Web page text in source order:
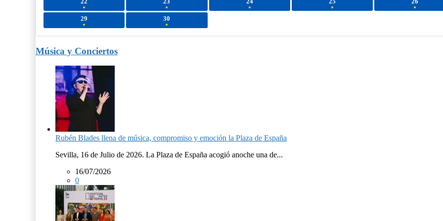
29 30
Música y Conciertos
Rubén Blades llena de música, compromiso y emoción la Plaza de España
Sevilla, 16 de Julio de 2026. La Plaza de España acogió anoche una de...
16/07/2026
0